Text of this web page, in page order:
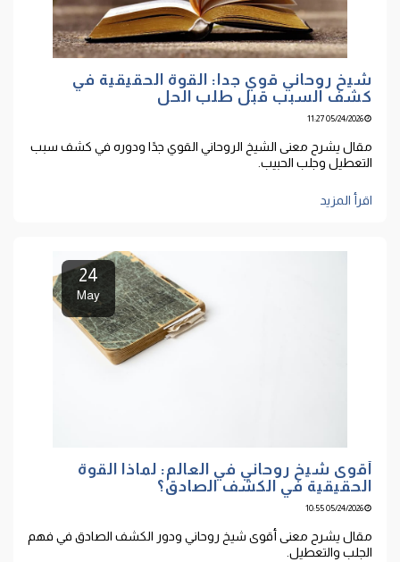
شيخ روحاني قوي جدا: القوة الحقيقية في
كشف السبب قبل طلب الحل
05/24/2026 11:27
مقال يشرح معنى الشيخ الروحاني القوي جدًا ودوره في كشف سبب
التعطيل وجلب الحبيب.
اقرأ المزيد
24
May
أقوى شيخ روحاني في العالم: لماذا القوة
الحقيقية في الكشف الصادق؟
05/24/2026 10:55
مقال يشرح معنى أقوى شيخ روحاني ودور الكشف الصادق في فهم
الجلب والتعطيل.